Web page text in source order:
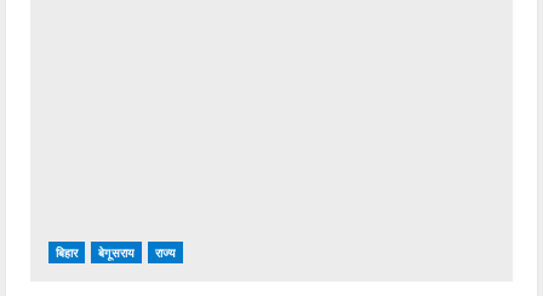
बिहार बेगूसराय राज्य